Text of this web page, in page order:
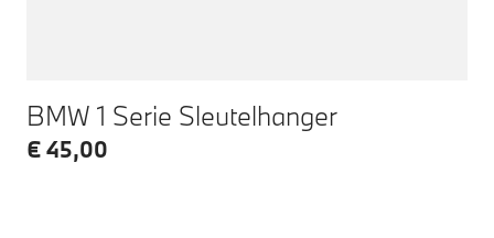
BMW 1 Serie Sleutelhanger
€ 45,00